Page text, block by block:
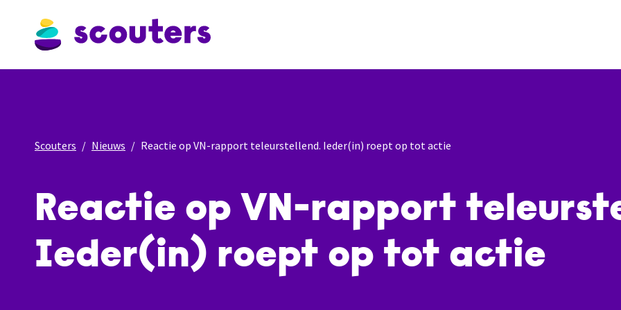
Scouters Nieuws Reactie op VN-rapport teleurstellend. Ieder(in) roept op tot actie
Reactie op VN-rapport
Ieder(in) roept op tot actie